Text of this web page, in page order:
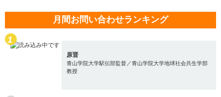
月間お問い合わせランキング
原晋
青山学院大学駅伝部監督／青山学院大学地球社会共生学部
教授